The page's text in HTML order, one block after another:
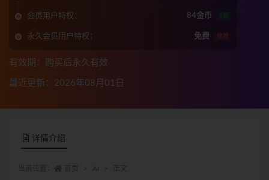
会员用户特权： 84金币 5折
永久会员用户特权： 免费 推荐
有效期：购买后永久有效
最近更新：2026年08月01日
详情介绍